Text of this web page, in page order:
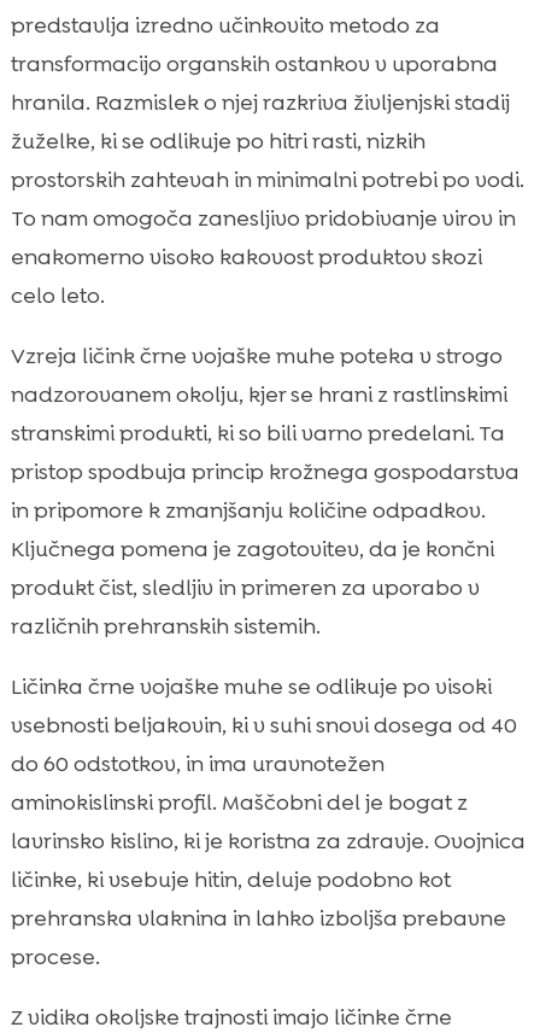
predstavlja izredno učinkovito metodo za
transformacijo organskih ostankov v uporabna
hranila. Razmislek o njej razkriva življenjski stadij
žuželke, ki se odlikuje po hitri rasti, nizkih
prostorskih zahtevah in minimalni potrebi po vodi.
To nam omogoča zanesljivo pridobivanje virov in
enakomerno visoko kakovost produktov skozi
celo leto.
Vzreja ličink črne vojaške muhe poteka v strogo
nadzorovanem okolju, kjer se hrani z rastlinskimi
stranskimi produkti, ki so bili varno predelani. Ta
pristop spodbuja princip krožnega gospodarstva
in pripomore k zmanjšanju količine odpadkov.
Ključnega pomena je zagotovitev, da je končni
produkt čist, sledljiv in primeren za uporabo v
različnih prehranskih sistemih.
Ličinka črne vojaške muhe se odlikuje po visoki
vsebnosti beljakovin, ki v suhi snovi dosega od 40
do 60 odstotkov, in ima uravnotežen
aminokislinski profil. Maščobni del je bogat z
lavrinsko kislino, ki je koristna za zdravje. Ovojnica
ličinke, ki vsebuje hitin, deluje podobno kot
prehranska vlaknina in lahko izboljša prebavne
procese.
Z vidika okoljske trajnosti imajo ličinke črne